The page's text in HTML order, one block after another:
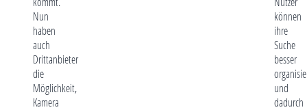
Nun
haben
auch
Drittanbieter
die
Möglichkeit,
Kamera
können
ihre
Suche
besser
und
dadurch